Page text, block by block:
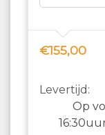
€155,00
Levertijd:
Op